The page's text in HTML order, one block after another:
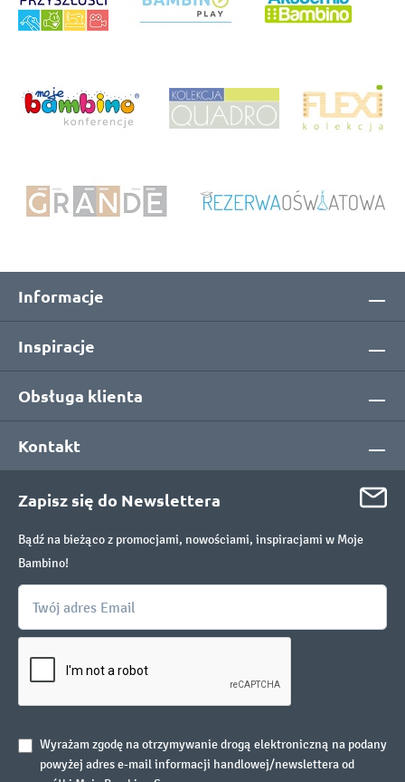
Informacje
Inspiracje
Obsługa klienta
Kontakt
Zapisz się do Newslettera
Bądź na bieżąco z promocjami, nowościami, inspiracjami w Moje
Bambino!
Wyrażam zgodę na otrzymywanie drogą elektroniczną na podany
powyżej adres e-mail informacji handlowej/newslettera od